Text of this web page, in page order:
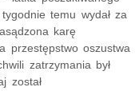
temu wydał za
karę
przestępstwo oszustwa
zatrzymania był
został